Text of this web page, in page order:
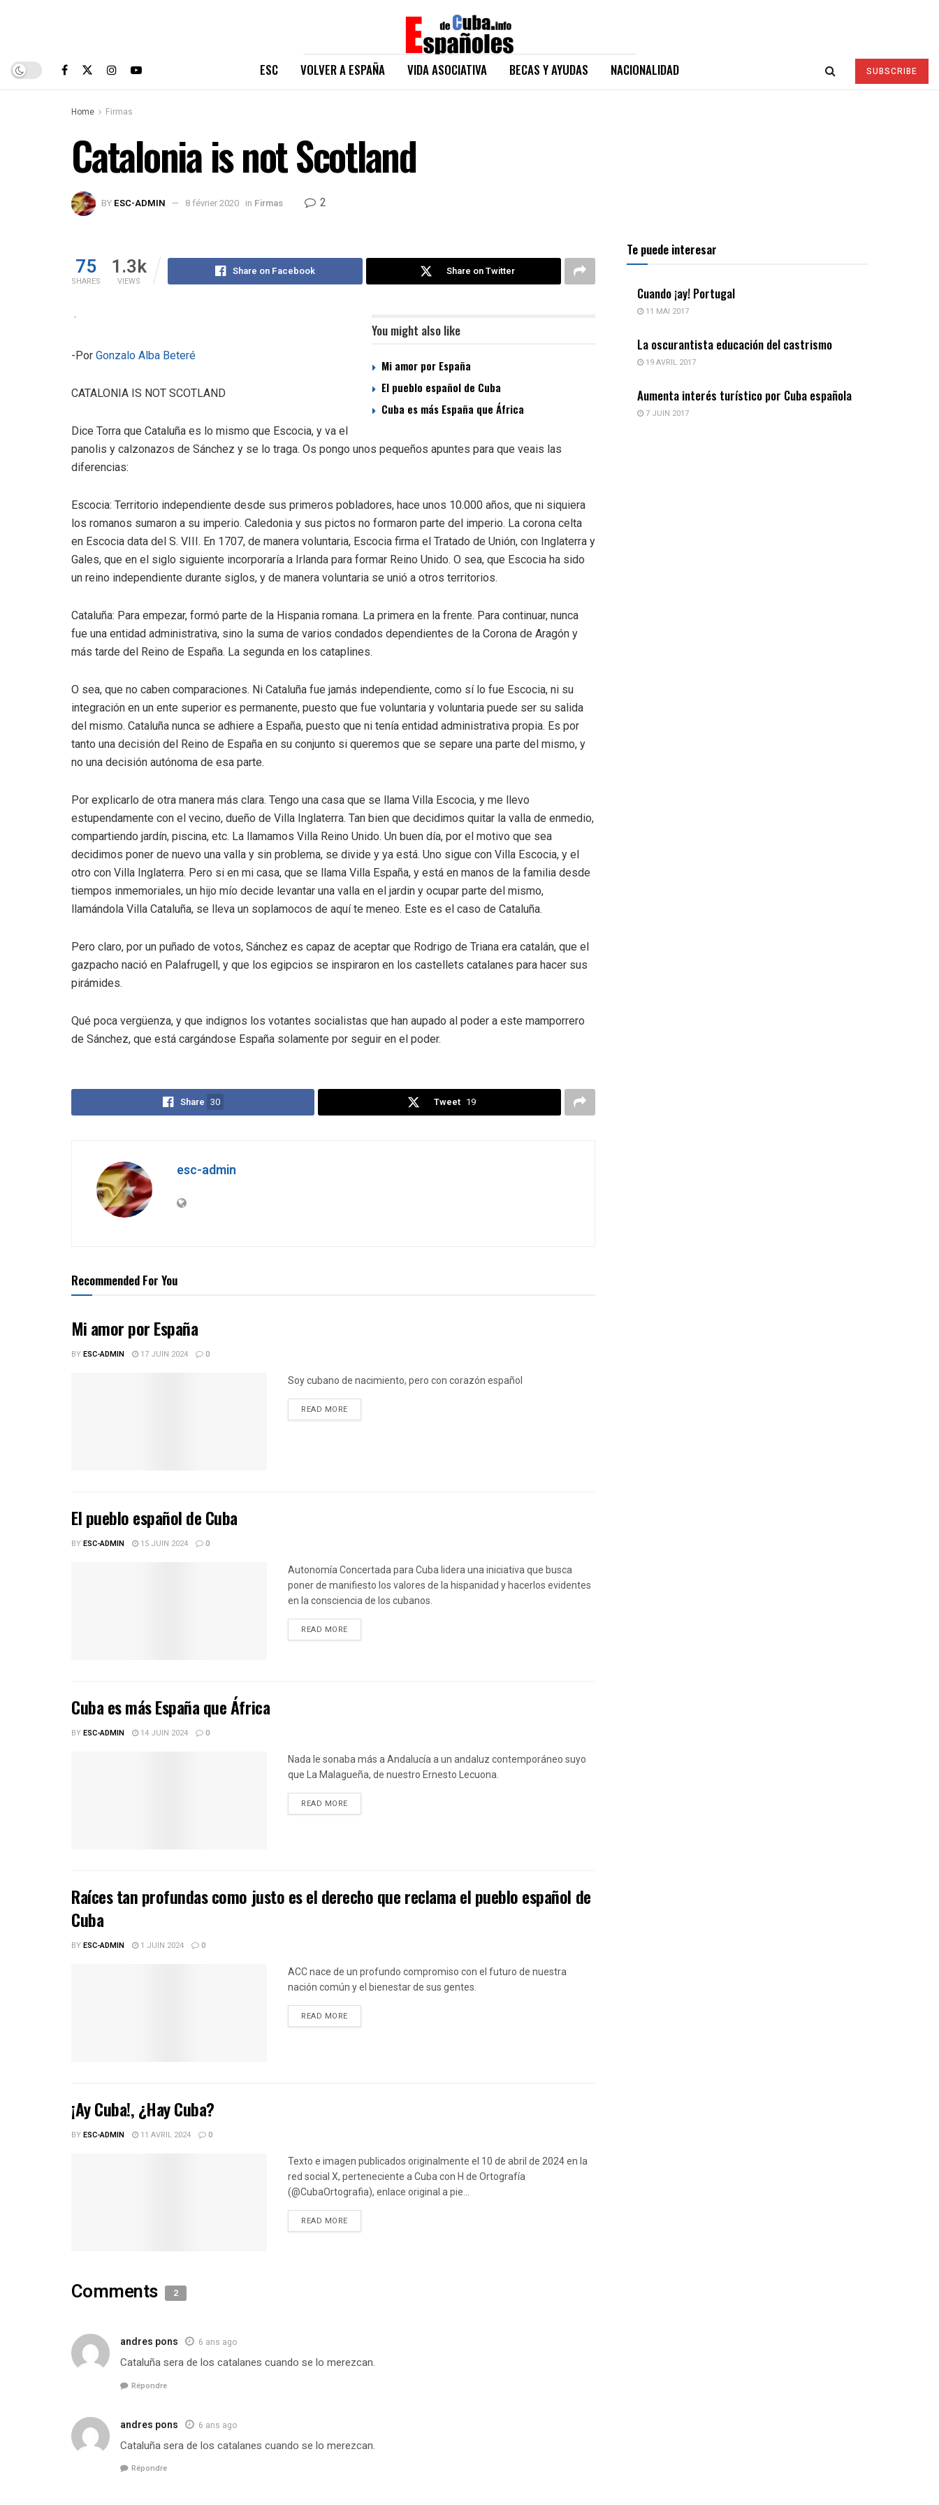
ESC VOLVER A ESPAÑA VIDA ASOCIATIVA BECAS Y AYUDAS NACIONALIDAD SUBSCRIBE
Home Firmas
Catalonia is not Scotland
BY ESC-ADMIN 8 février 2020 in Firmas 2
75
SHARES
1.3k
VIEWS
Share on Facebook Share on Twitter
You might also like
Mi amor por España
El pueblo español de Cuba
Cuba es más España que África
·
-Por Gonzalo Alba Beteré
CATALONIA IS NOT SCOTLAND
Dice Torra que Cataluña es lo mismo que Escocia, y va el
panolis y calzonazos de Sánchez y se lo traga. Os pongo unos pequeños apuntes para que veais las
diferencias:
Escocia: Territorio independiente desde sus primeros pobladores, hace unos 10.000 años, que ni siquiera
los romanos sumaron a su imperio. Caledonia y sus pictos no formaron parte del imperio. La corona celta
en Escocia data del S. VIII. En 1707, de manera voluntaria, Escocia firma el Tratado de Unión, con Inglaterra y
Gales, que en el siglo siguiente incorporaría a Irlanda para formar Reino Unido. O sea, que Escocia ha sido
un reino independiente durante siglos, y de manera voluntaria se unió a otros territorios.
Cataluña: Para empezar, formó parte de la Hispania romana. La primera en la frente. Para continuar, nunca
fue una entidad administrativa, sino la suma de varios condados dependientes de la Corona de Aragón y
más tarde del Reino de España. La segunda en los cataplines.
O sea, que no caben comparaciones. Ni Cataluña fue jamás independiente, como sí lo fue Escocia, ni su
integración en un ente superior es permanente, puesto que fue voluntaria y voluntaria puede ser su salida
del mismo. Cataluña nunca se adhiere a España, puesto que ni tenía entidad administrativa propia. Es por
tanto una decisión del Reino de España en su conjunto si queremos que se separe una parte del mismo, y
no una decisión autónoma de esa parte.
Por explicarlo de otra manera más clara. Tengo una casa que se llama Villa Escocia, y me llevo
estupendamente con el vecino, dueño de Villa Inglaterra. Tan bien que decidimos quitar la valla de enmedio,
compartiendo jardín, piscina, etc. La llamamos Villa Reino Unido. Un buen día, por el motivo que sea
decidimos poner de nuevo una valla y sin problema, se divide y ya está. Uno sigue con Villa Escocia, y el
otro con Villa Inglaterra. Pero si en mi casa, que se llama Villa España, y está en manos de la familia desde
tiempos inmemoriales, un hijo mío decide levantar una valla en el jardin y ocupar parte del mismo,
llamándola Villa Cataluña, se lleva un soplamocos de aquí te meneo. Este es el caso de Cataluña.
Pero claro, por un puñado de votos, Sánchez es capaz de aceptar que Rodrigo de Triana era catalán, que el
gazpacho nació en Palafrugell, y que los egipcios se inspiraron en los castellets catalanes para hacer sus
pirámides.
Qué poca vergüenza, y que indignos los votantes socialistas que han aupado al poder a este mamporrero
de Sánchez, que está cargándose España solamente por seguir en el poder.
Share 30 Tweet 19
esc-admin
Recommended For You
Mi amor por España
BYESC-ADMIN 17 JUIN 2024 0
Soy cubano de nacimiento, pero con corazón español
READ MOREDETAILS
El pueblo español de Cuba
BYESC-ADMIN 15 JUIN 2024 0
Autonomía Concertada para Cuba lidera una iniciativa que busca
poner de manifiesto los valores de la hispanidad y hacerlos evidentes
en la consciencia de los cubanos.
READ MOREDETAILS
Cuba es más España que África
BYESC-ADMIN 14 JUIN 2024 0
Nada le sonaba más a Andalucía a un andaluz contemporáneo suyo
que La Malagueña, de nuestro Ernesto Lecuona.
READ MOREDETAILS
Raíces tan profundas como justo es el derecho que reclama el pueblo español de
Cuba
BYESC-ADMIN 1 JUIN 2024 0
ACC nace de un profundo compromiso con el futuro de nuestra
nación común y el bienestar de sus gentes.
READ MOREDETAILS
¡Ay Cuba!, ¿Hay Cuba?
BYESC-ADMIN 11 AVRIL 2024 0
Texto e imagen publicados originalmente el 10 de abril de 2024 en la
red social X, perteneciente a Cuba con H de Ortografía
(@CubaOrtografia), enlace original a pie...
READ MOREDETAILS
Comments 2
andres pons 6 ans ago
Cataluña sera de los catalanes cuando se lo merezcan.
Répondre
andres pons 6 ans ago
Cataluña sera de los catalanes cuando se lo merezcan.
Répondre
Te puede interesar
Cuando ¡ay! Portugal
11 MAI 2017
La oscurantista educación del castrismo
19 AVRIL 2017
Aumenta interés turístico por Cuba española
7 JUIN 2017